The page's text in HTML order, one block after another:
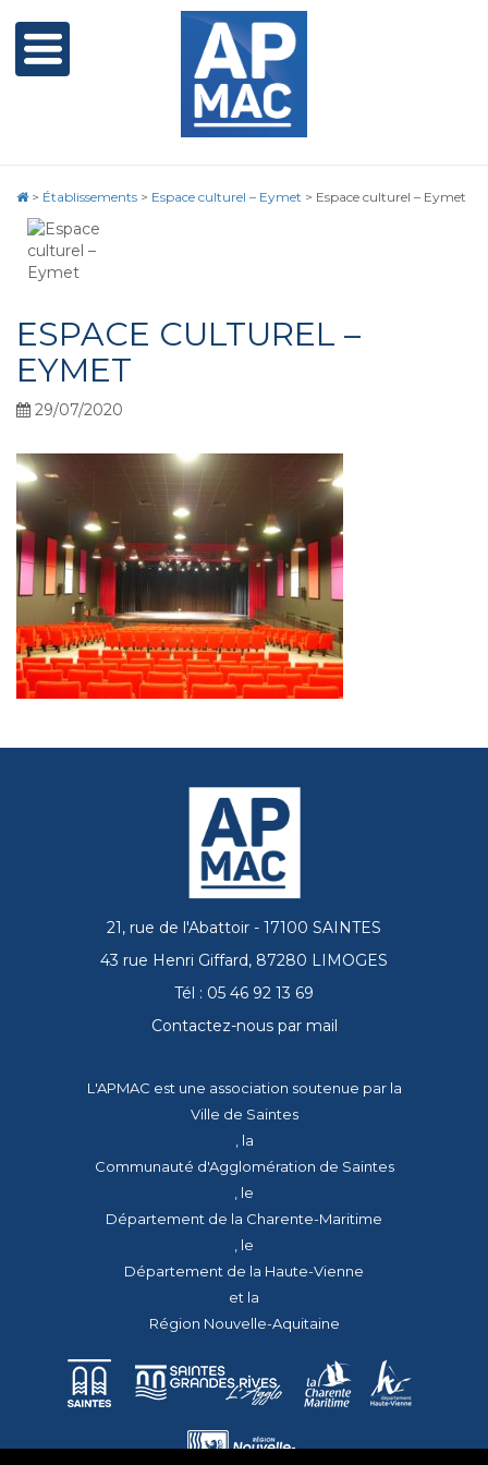
> Établissements > Espace culturel – Eymet > Espace culturel – Eymet
ESPACE CULTUREL –
EYMET
29/07/2020
21, rue de l'Abattoir - 17100 SAINTES
43 rue Henri Giffard, 87280 LIMOGES
Tél : 05 46 92 13 69
Contactez-nous par mail
L'APMAC est une association soutenue par la
Ville de Saintes
, la
Communauté d'Agglomération de Saintes
, le
Département de la Charente-Maritime
, le
Département de la Haute-Vienne
et la
Région Nouvelle-Aquitaine